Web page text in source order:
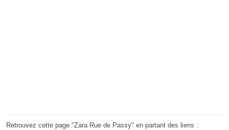
Retrouvez cette page "Zara Rue de Passy" en partant des liens :